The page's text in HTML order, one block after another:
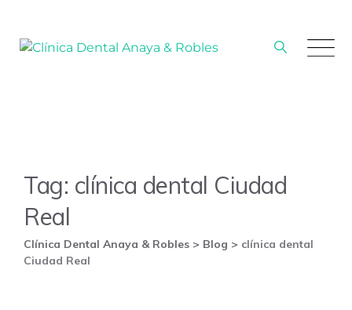
content
Tag: clínica dental Ciudad
Real
Clínica Dental Anaya & Robles > Blog > clínica dental
Ciudad Real